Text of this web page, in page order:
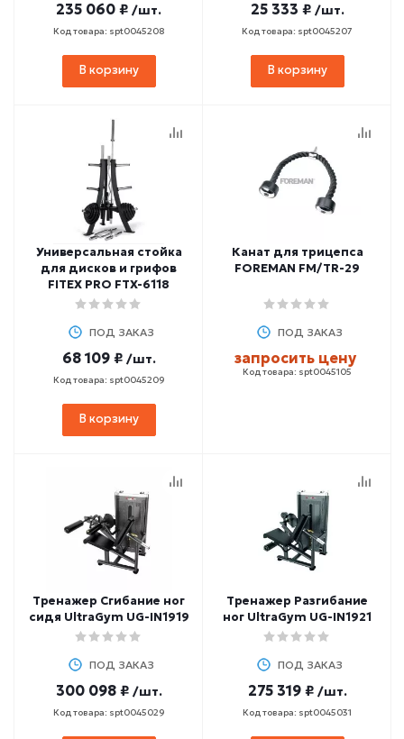
235 060 ₽ /шт.
Код товара: spt0045208
В корзину
25 333 ₽ /шт.
Код товара: spt0045207
В корзину
Универсальная стойка
для дисков и грифов
FITEX PRO FTX-6118
ПОД ЗАКАЗ
68 109 ₽ /шт.
Код товара: spt0045209
В корзину
Канат для трицепса
FOREMAN FM/TR-29
ПОД ЗАКАЗ
запросить цену
Код товара: spt0045105
Тренажер Сгибание ног
сидя UltraGym UG-IN1919
ПОД ЗАКАЗ
300 098 ₽ /шт.
Код товара: spt0045029
Тренажер Разгибание
ног UltraGym UG-IN1921
ПОД ЗАКАЗ
275 319 ₽ /шт.
Код товара: spt0045031